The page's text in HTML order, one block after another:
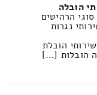
הובלה
הרהיטים
נגרות
הובלת
הובלות […]